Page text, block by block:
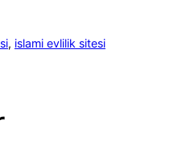
, islami evlilik sitesi